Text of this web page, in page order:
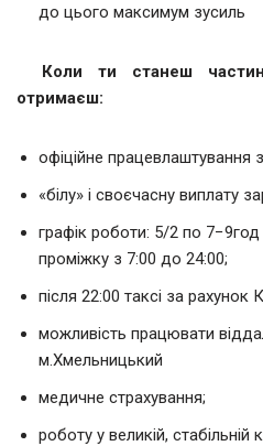
до цього максимум зусиль
Коли ти станеш
отримаєш:
офіційне працевлаштування
«білу» і своєчасну виплату
графік роботи: 5/2 по
проміжку з 7:00 до 24:00;
після 22:00 таксі за рахунок
можливість працювати
м.Хмельницький
медичне страхування;
роботу у великій, стабільній